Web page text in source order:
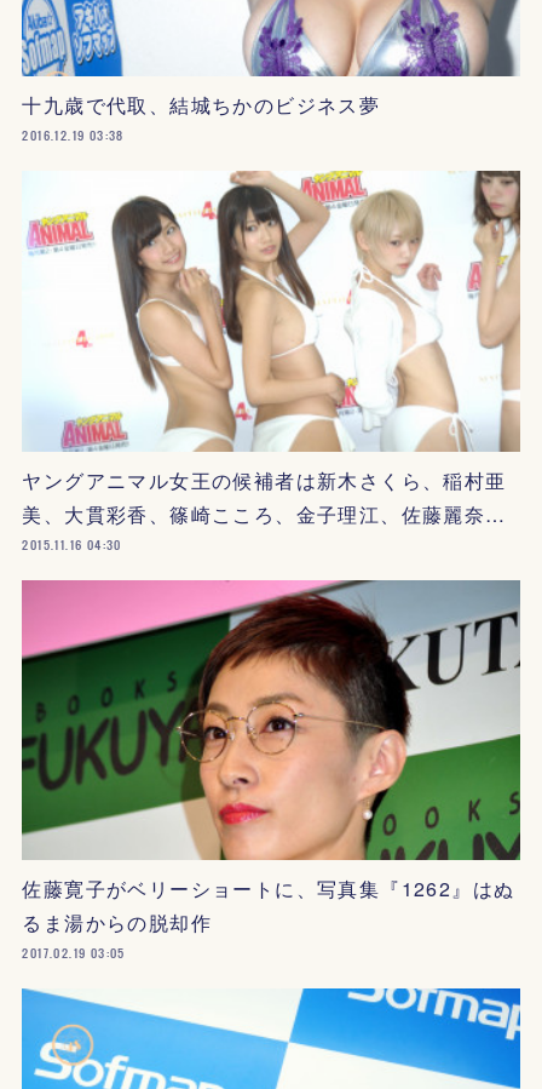
十九歳で代取、結城ちかのビジネス夢
2016.12.19 03:38
ヤングアニマル女王の候補者は新木さくら、稲村亜
美、大貫彩香、篠崎こころ、金子理江、佐藤麗奈…
2015.11.16 04:30
佐藤寛子がベリーショートに、写真集『1262』はぬ
るま湯からの脱却作
2017.02.19 03:05